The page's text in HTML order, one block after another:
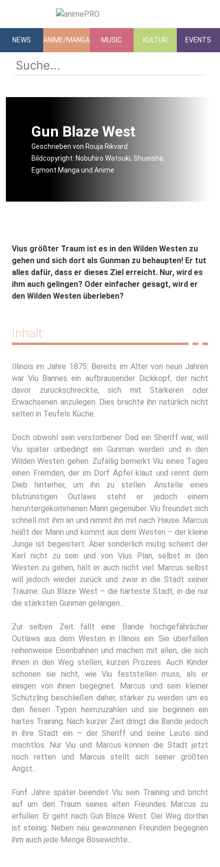
NEWS ANIME/MANGA MUSIC KULTUR EVENTS
Gun Blaze West
Geschrieben von Rouja Rikvard
Bildcopyright: Nobuhiro Watsuki, Shueisha,
Egmont Manga und Anime
Vius größter Traum ist es in den Wilden Westen zu
gehen und sich dort als Gunman zu behaupten! Er tut
alles dafür, dass er dieses Ziel erreicht. Nur, wird es
ihm auch gelingen? Oder einfacher gesagt, wird er
den Wilden Westen überleben?
Inhalt
Illinois im Jahre 1875: Bereits im Alter von neun Jahren
war Viu Bannes ein aufbrausender Dickkopf, der nicht
davor zurückschreckte, sich mit Stärkeren oder
Erwachsenen anzulegen. Dies brachte ihn natürlich nicht
selten in Teufels Küche.
Doch obwohl sein verstorbener Dad ein Sheriff war, will
Viu später unbedingt ein Gunman werden und in den
Wilden Westen gehen. Zufällig bemerkt Viu eines Tages
einen Fremden, der im Dorf Äpfel klaut und rennt dem
Dieb hinterher, um ihn zu stellen. Anstelle eines
blutrünstigen Outlaws steht er jedoch einem
heruntergekommenen Mann gegenüber. Viu freundet sich
schnell mit ihm an und nimmt ihn mit nach Hause. Marcus
heißt der Mann und kommt aus dem Westen – der kleine
Junge ist begeistert. Aber sonderlich mutig scheint der
Kerl nicht zu sein und von Vius Plan, selbst in den
Westen zu gehen, hält er auch nicht viel. Marcus selbst
will jedoch wieder zurück und zwar in die Stadt seiner
Träume: Gun Blaze West – die härteste Stadt, in die nur
die stärksten Gunman gelangen...
Zur selben Zeit fällt eine Bande hochgefährlicher
Outlaws aus dem Westen in Illinois ein. Sie überfallen
reihenweise Eisenbahnen und machen mit allen, die sich
ihnen in den Weg stellen, kurzen Prozess. Auch Kinder
schonen sie nicht, wie Viu feststellen muss, als er
einigen von ihnen begegnet. Marcus und sein kleiner
Schützling beschließen daher, stärker zu werden um es
den fiesen Typen heimzuzahlen und sie beginnen ein
hartes Training. Nach kurzer Zeit dringt die Bande jedoch
in ihre Stadt ein – der Sheriff und seine Leute sind
machtlos. Nur Viu und Marcus können die Stadt jetzt
noch retten und Marcus stellt sich seiner größten
Angst...
Fünf Jahre später beendet Viu sein Training und bricht
auf um den Traum seines alten Freundes Marcus zu
erfüllen: Er geht nach Gun Blaze West. Der Weg dorthin
ist steinig. Neben neu gewonnenen Freunden begegnen
ihm auch jede Menge Bösewichte...